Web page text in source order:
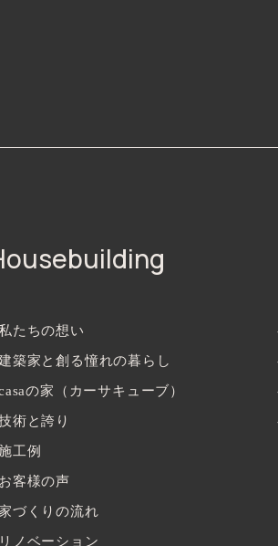
たちの想い
築家と創る憧れの暮らし
の家（カーサキューブ）
術と誇り
工例
客様の声
づくりの流れ
ノベーション